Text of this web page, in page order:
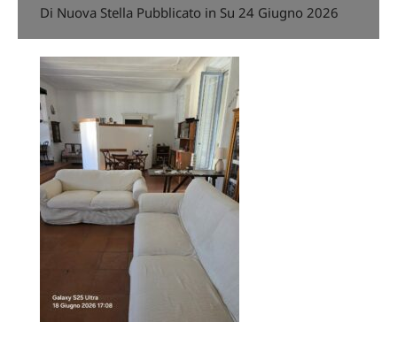
Di Nuova Stella Pubblicato in Su 24 Giugno 2026